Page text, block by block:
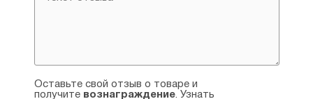
«Женские монастыри Архангельской
губернии»
Оставьте свой отзыв о товаре и
получите вознаграждение. Узнать